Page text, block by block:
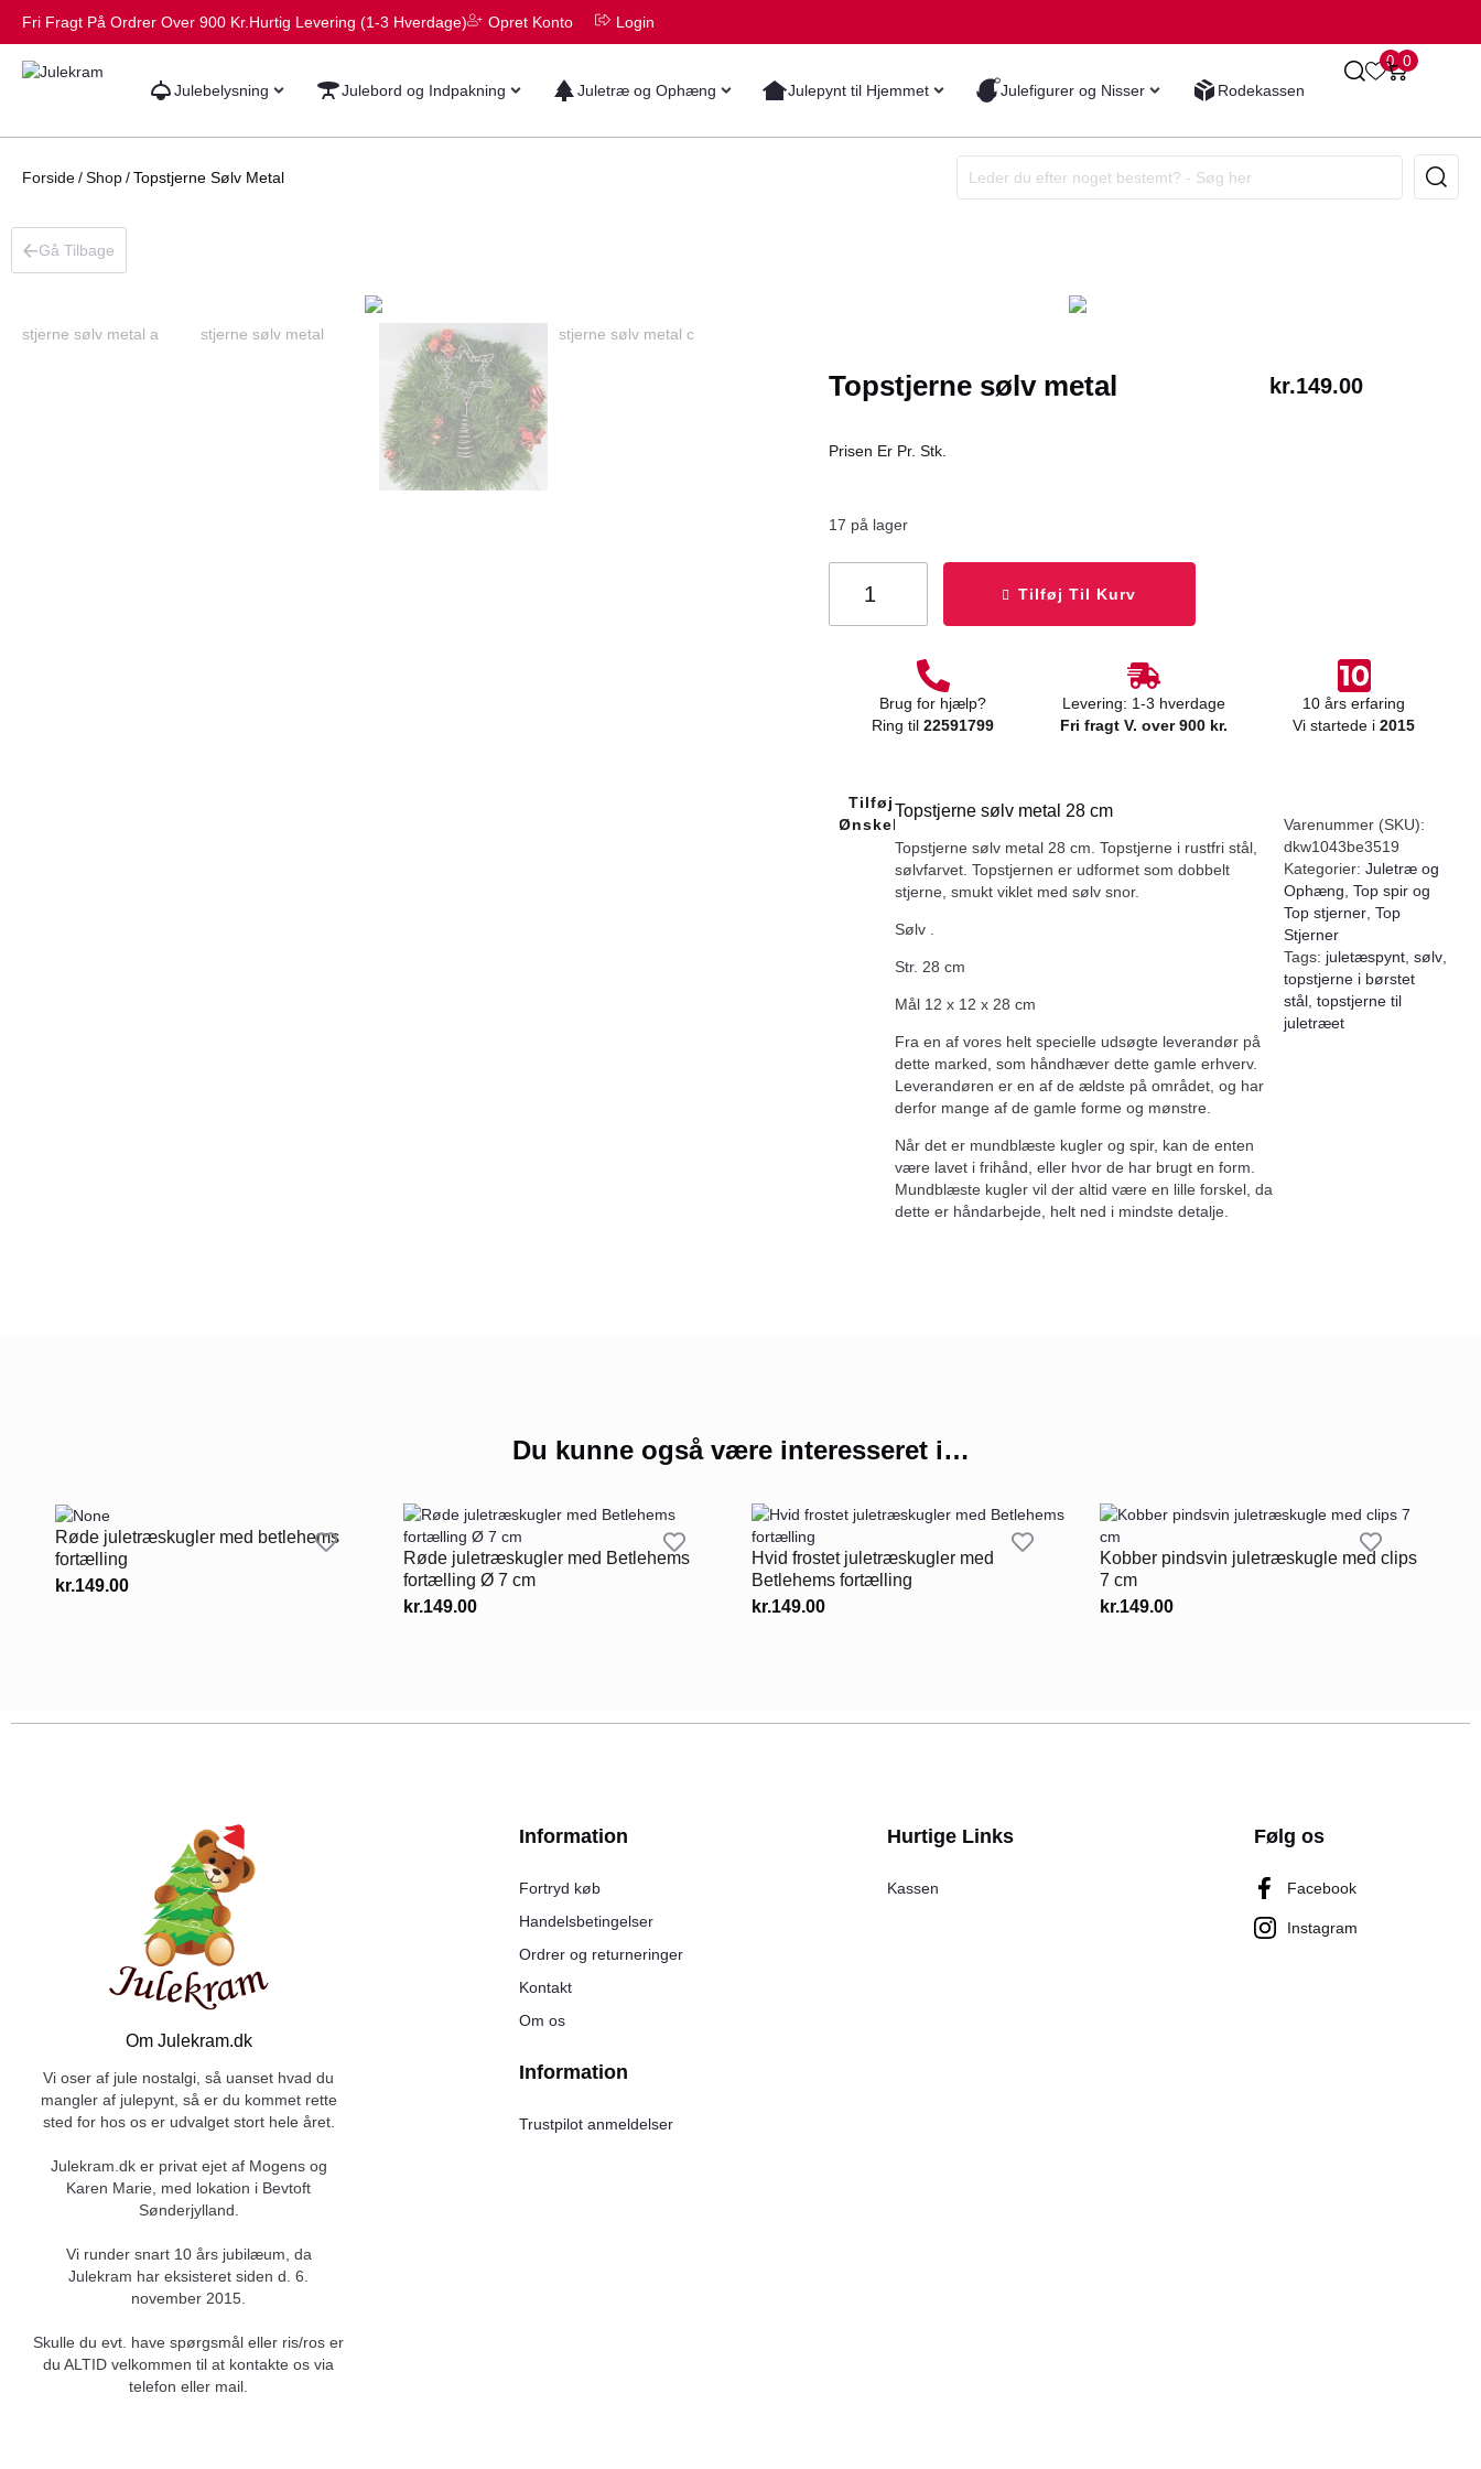
Fri Fragt På Ordrer Over 900 Kr. Hurtig Levering (1-3 Hverdage) Opret Konto Login
Julebelysning Julebord og Indpakning Juletræ og Ophæng Julepynt til Hjemmet Julefigurer og Nisser Rodekassen
0 0
Forside/Shop/Topstjerne Sølv Metal
Gå Tilbage
Topstjerne sølv metal kr.149.00
Prisen Er Pr. Stk.
17 på lager
Tilføj Til Kurv
Brug for hjælp?
Ring til22591799
Levering: 1-3 hverdage
Fri fragt V. over 900 kr.
10 års erfaring
Vi startede i2015
Tilføj Til
Ønskeliste
Topstjerne sølv metal 28 cm
Topstjerne sølv metal 28 cm. Topstjerne i rustfri stål,
sølvfarvet. Topstjernen er udformet som dobbelt
stjerne, smukt viklet med sølv snor.
Sølv .
Str. 28 cm
Mål 12 x 12 x 28 cm
Fra en af vores helt specielle udsøgte leverandør på
dette marked, som håndhæver dette gamle erhverv.
Leverandøren er en af de ældste på området, og har
derfor mange af de gamle forme og mønstre.
Når det er mundblæste kugler og spir, kan de enten
være lavet i frihånd, eller hvor de har brugt en form.
Mundblæste kugler vil der altid være en lille forskel, da
dette er håndarbejde, helt ned i mindste detalje.
Varenummer (SKU):
dkw1043be3519
Kategorier:Juletræ og
Ophæng ,Top spir og
Top stjerner ,Top
Stjerner
Tags: juletæspynt ,sølv
topstjerne i børstet
stål ,topstjerne til
juletræet
Du kunne også være interesseret i…
Røde juletræskugler med betlehems
fortælling
kr.149.00
Røde juletræskugler med Betlehems
fortælling Ø 7 cm
kr.149.00
Hvid frostet juletræskugler med
Betlehems fortælling
kr.149.00
Kobber pindsvin juletræskugle med clips
7 cm
kr.149.00
Om Julekram.dk
Vi oser af jule nostalgi, så uanset hvad du
mangler af julepynt, så er du kommet rette
sted for hos os er udvalget stort hele året.
Julekram.dk er privat ejet af Mogens og
Karen Marie, med lokation i Bevtoft
Sønderjylland.
Vi runder snart 10 års jubilæum, da
Julekram har eksisteret siden d. 6.
november 2015.
Skulle du evt. have spørgsmål eller ris/ros er
du ALTID velkommen til at kontakte os via
telefon eller mail.
Information
Fortryd køb
Handelsbetingelser
Ordrer og returneringer
Kontakt
Om os
Information
Trustpilot anmeldelser
Hurtige Links
Kassen
Følg os
Facebook
Instagram